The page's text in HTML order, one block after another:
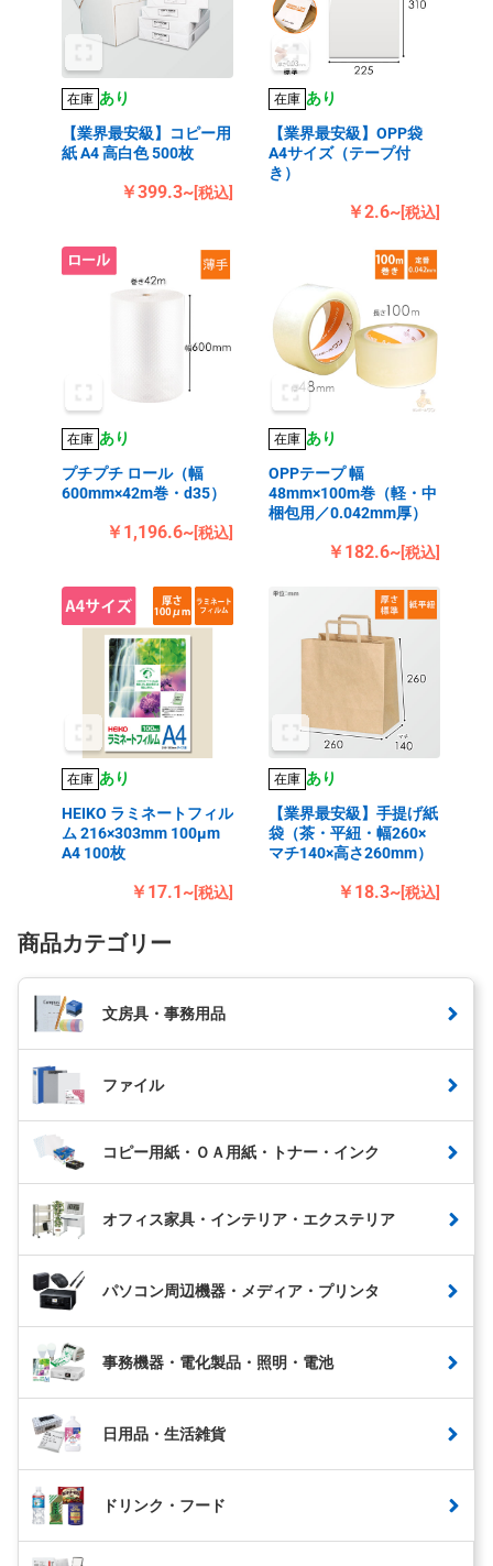
在庫 あり
【業界最安級】コピー用
紙 A4 高白色 500枚
￥399.3~[税込]
在庫 あり
【業界最安級】OPP袋
A4サイズ（テープ付
き）
￥2.6~[税込]
在庫 あり
プチプチ ロール（幅
600mm×42m巻・d35）
￥1,196.6~[税込]
在庫 あり
OPPテープ 幅
48mm×100m巻（軽・中
梱包用／0.042mm厚）
￥182.6~[税込]
在庫 あり
HEIKO ラミネートフィル
ム 216×303mm 100μm
A4 100枚
￥17.1~[税込]
在庫 あり
【業界最安級】手提げ紙
袋（茶・平紐・幅260×
マチ140×高さ260mm）
￥18.3~[税込]
商品カテゴリー
文房具・事務用品
ファイル
コピー用紙・ＯＡ用紙・トナー・インク
オフィス家具・インテリア・エクステリア
パソコン周辺機器・メディア・プリンタ
事務機器・電化製品・照明・電池
日用品・生活雑貨
ドリンク・フード